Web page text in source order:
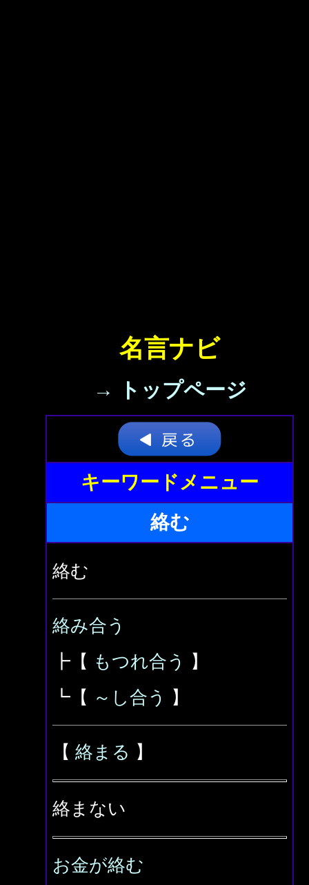
名言ナビ
→ トップページ
キーワードメニュー
絡む
絡む
絡み合う
┣【 もつれ合う
】
┗【 ～し合う 】
【 絡まる 】
絡まない
お金が絡む